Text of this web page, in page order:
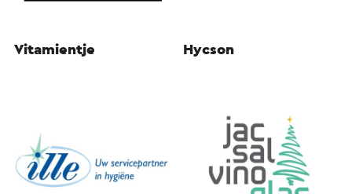
Vitamientje Hycson